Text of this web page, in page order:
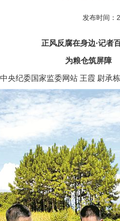
发布时间：
正风反腐在身边·记者
为粮仓筑屏障
中央纪委国家监委网站 王霞 尉承